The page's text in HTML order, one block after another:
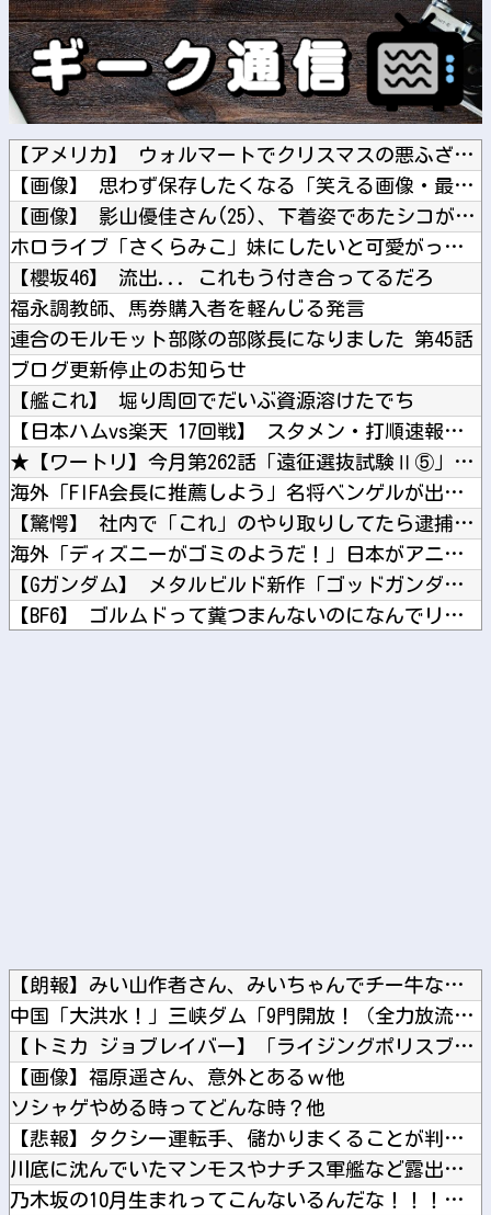
【アメリカ】 ウォルマートでクリスマスの悪ふざけが騒動に サ...
【画像】 思わず保存したくなる「笑える画像・最高な画像」貼っ...
【画像】 影山優佳さん(25)、下着姿であたシコが止まらない
ホロライブ「さくらみこ」妹にしたいと可愛がっていた後輩の水宮...
【櫻坂46】 流出... これもう付き合ってるだろ
福永調教師、馬券購入者を軽んじる発言
連合のモルモット部隊の部隊長になりました 第45話
ブログ更新停止のお知らせ
【艦これ】 堀り周回でだいぶ資源溶けたでち
【日本ハムvs楽天 17回戦】 スタメン・打順速報｜試合実況...
★【ワートリ】今月第262話「遠征選抜試験Ⅱ⑤」【最新話コメ...
海外「FIFA会長に推薦しよう」名将ベンゲルが出したインファ...
【驚愕】 社内で「これ」のやり取りしてたら逮捕されたんだがｗ...
海外「ディズニーがゴミのようだ！」日本がアニメ化した米人気S...
【Gガンダム】 メタルビルド新作「ゴッドガンダム ハイパーモ...
【BF6】 ゴルムドって糞つまんないのになんでリメイクされた...
【朗報】みい山作者さん、みいちゃんでチー牛なのではという疑惑...
中国「大洪水！」三峡ダム「9門開放！（全力放流」中国都市「三...
【トミカ ジョブレイバー】「ライジングポリスブレイバーZER...
【画像】福原遥さん、意外とあるｗ他
ソシャゲやめる時ってどんな時？他
【悲報】タクシー運転手、儲かりまくることが判明ｗｗｗｗｗｗｗ...
川底に沈んでいたマンモスやナチス軍艦など露出、熱波でドナウ川...
乃木坂の10月生まれってこんないるんだな！！！【乃木坂46】...